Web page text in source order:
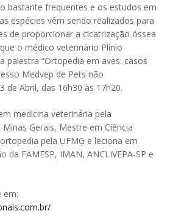
bastante frequentes e os estudos em
espécies vêm sendo realizados para
de proporcionar a cicatrização óssea
o médico veterinário Plínio
palestra “Ortopedia em aves: casos
Medvep de Pets não
de Abril, das 16h30 às 17h20.
medicina veterinária pela
Gerais, Mestre em Ciência
pela UFMG e leciona em
da FAMESP, IMAN, ANCLIVEPA-SP e
em: